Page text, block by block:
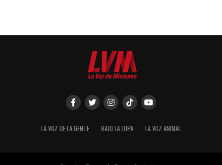
LA VOZ DE LA GENTE BAJO LA LUPA LA VOZ ANIMAL